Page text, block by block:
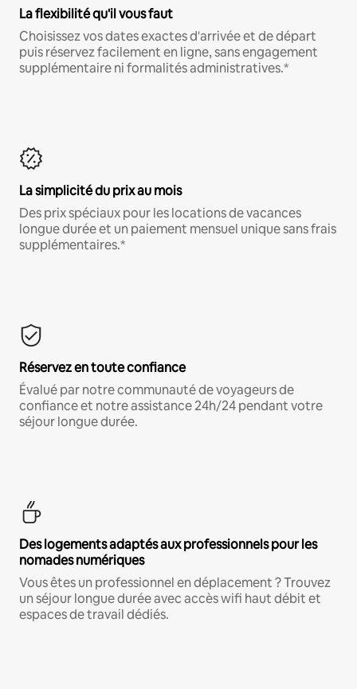
La flexibilité qu'il vous faut
Choisissez vos dates exactes d'arrivée et de départ
puis réservez facilement en ligne, sans engagement
supplémentaire ni formalités administratives.*
La simplicité du prix au mois
Des prix spéciaux pour les locations de vacances
longue durée et un paiement mensuel unique sans frais
supplémentaires.*
Réservez en toute confiance
Évalué par notre communauté de voyageurs de
confiance et notre assistance 24h/24 pendant votre
séjour longue durée.
Des logements adaptés aux professionnels pour les
nomades numériques
Vous êtes un professionnel en déplacement ? Trouvez
un séjour longue durée avec accès wifi haut débit et
espaces de travail dédiés.